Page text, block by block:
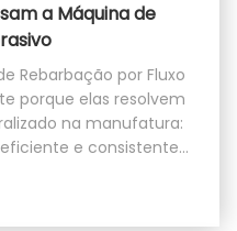
a Máquina de
Rebarbação por Fluxo
porque elas resolvem
na manufatura:
e consistente
está uma an...